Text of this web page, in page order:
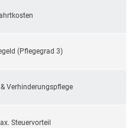
(Pflegegrad 3)
Verhinderungspflege
Steuervorteil